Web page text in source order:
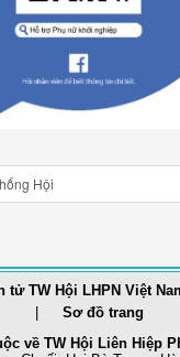
tử TW Hội LHPN Việt
Sơ đồ trang
về TW Hội Liên Hiệp